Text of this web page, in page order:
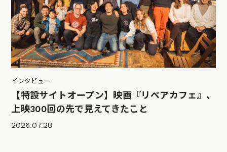
インタビュー
【特設サイトオープン】映画『リペアカフェ』、
上映300回の先で見えてきたこと
2026.07.28